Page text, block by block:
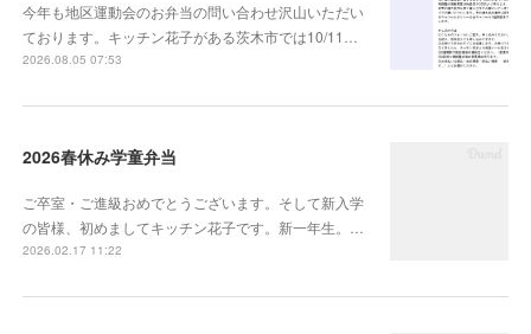
今年も地区運動会のお弁当の問い合わせ沢山いただい
ております。キッチン花子がある茨木市では10/11…
2026.08.05 07:53
2026春休み学童弁当
ご卒室・ご進級おめでとうございます。そして新入学
の皆様、初めましてキッチン花子です。新一年生。…
2026.02.17 11:22